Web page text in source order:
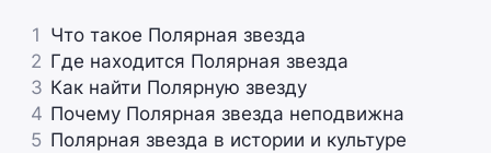
1 Что такое Полярная звезда
2 Где находится Полярная звезда
3 Как найти Полярную звезду
4 Почему Полярная звезда неподвижна
5 Полярная звезда в истории и культуре